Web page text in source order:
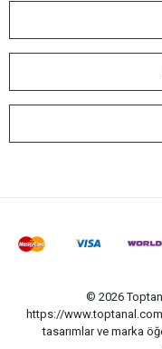
© 2026
https://
tasarımlar ve marka